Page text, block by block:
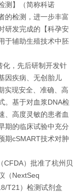
测】（简称科诺
的检测，进一步丰富
研发完成的【科孕安
于辅助生殖技术中胚
，先后研制开发针
因疾病、无创胎儿
实现安全、准确、高
。基于对血浆DNA检
、高度灵敏的患者血
期的临床试验中充分
期cSMART技术对肿
）批准了杭州贝
（NextSeq
T21）检测试剂盒